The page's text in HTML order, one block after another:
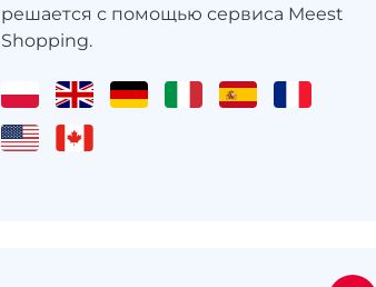
решается с помощью сервиса Meest
Shopping.